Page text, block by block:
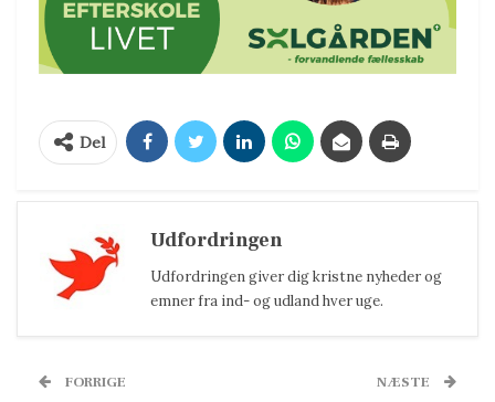
Del
Udfordringen
Udfordringen giver dig kristne nyheder og
emner fra ind- og udland hver uge.
FORRIGE NÆSTE